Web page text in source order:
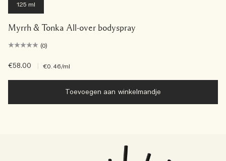
125 ml
Myrrh & Tonka All-over bodyspray
(0)
€58.00 €0.46/ml
Toevoegen aan winkelmandje